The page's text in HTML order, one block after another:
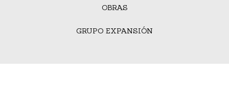
OBRAS
GRUPO EXPANSIÓN